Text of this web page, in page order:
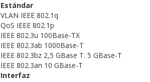
Estándar
VLAN IEEE 802.1q
QoS IEEE 802.1p
IEEE 802.3u 100Base-TX
IEEE 802.3ab 1000Base-T
IEEE 802.3bz 2,5 GBase T. 5 GBase-T
IEEE 802.3an 10 GBase-T
Interfaz